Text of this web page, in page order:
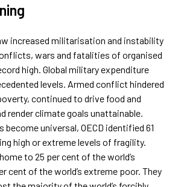
increased militarisation and instability
wars and fatalities of organised
high. Global military expenditure
levels. Armed conflict hindered
continued to drive food and
render climate goals unattainable.
become universal, OECD identified 61
high or extreme levels of fragility.
to 25 per cent of the world’s
cent of the world’s extreme poor. They